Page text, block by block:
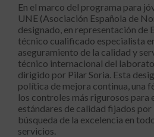
En el marco del programa para
UNE (Asociación Española de
designado, en representación de
técnico cualificado especialista
aseguramiento de la calidad y
técnico internacional del
dirigido por Pilar Soria. Esta
política de mejora continua, una
los controles más rigurosos para
estándares de calidad fijados por
búsqueda de la excelencia en
servicios.